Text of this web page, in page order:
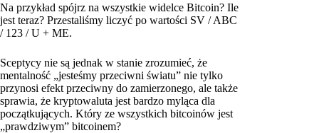
Na przykład spójrz na wszystkie widelce Bitcoin? Ile
jest teraz? Przestaliśmy liczyć po wartości SV / ABC
/ 123 / U + ME.
Sceptycy nie są jednak w stanie zrozumieć, że
mentalność „jesteśmy przeciwni światu” nie tylko
przynosi efekt przeciwny do zamierzonego, ale także
sprawia, że kryptowaluta jest bardzo myląca dla
początkujących. Który ze wszystkich bitcoinów jest
„prawdziwym” bitcoinem?